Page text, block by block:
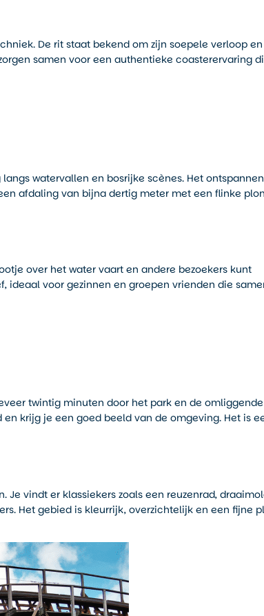
De rit staat bekend om zijn soepele verloop en
samen voor een authentieke coasterervaring
watervallen en bosrijke scènes. Het ontspannen
afdaling van bijna dertig meter met een flinke
over het water vaart en andere bezoekers kunt
ideaal voor gezinnen en groepen vrienden die
twintig minuten door het park en de omliggende
krijg je een goed beeld van de omgeving. Het is
vindt er klassiekers zoals een reuzenrad,
Het gebied is kleurrijk, overzichtelijk en een fijne